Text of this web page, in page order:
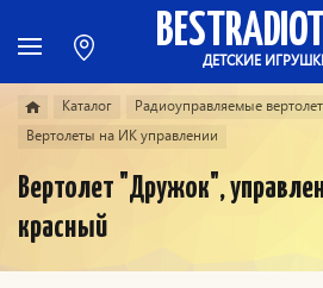
ДЕТСКИЕ
Каталог
Радиоуправляемые
Вертолеты на ИК управлении
Вертолет "Дружок",
красный